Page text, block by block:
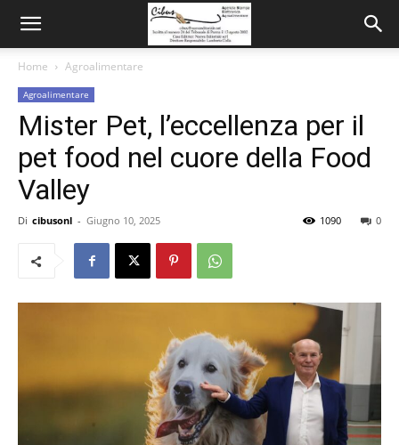
Home Agroalimentare
Agroalimentare
Mister Pet, l’eccellenza per il
pet food nel cuore della Food
Valley
Di cibusonl - Giugno 10, 2025 0
1090